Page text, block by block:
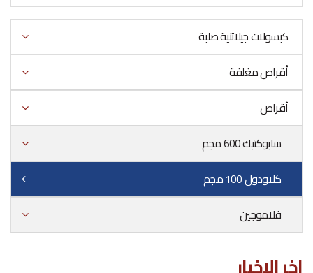
كبسولات جيلاتنية صلبة
أقراص مغلفة
أقراص
سابوكتيك 600 مجم
كلاودول 100 مجم
فلاموجين
اخر الاخبار